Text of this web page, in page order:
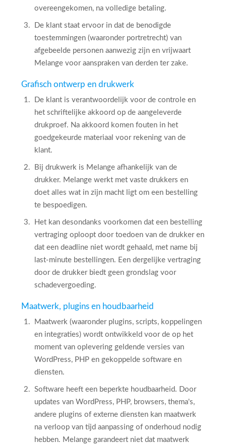
overeengekomen, na volledige betaling.
De klant staat ervoor in dat de benodigde
toestemmingen (waaronder portretrecht) van
afgebeelde personen aanwezig zijn en vrijwaart
Melange voor aanspraken van derden ter zake.
Grafisch ontwerp en drukwerk
De klant is verantwoordelijk voor de controle en
het schriftelijke akkoord op de aangeleverde
drukproef. Na akkoord komen fouten in het
goedgekeurde materiaal voor rekening van de
klant.
Bij drukwerk is Melange afhankelijk van de
drukker. Melange werkt met vaste drukkers en
doet alles wat in zijn macht ligt om een bestelling
te bespoedigen.
Het kan desondanks voorkomen dat een bestelling
vertraging oploopt door toedoen van de drukker en
dat een deadline niet wordt gehaald, met name bij
last-minute bestellingen. Een dergelijke vertraging
door de drukker biedt geen grondslag voor
schadevergoeding.
Maatwerk, plugins en houdbaarheid
Maatwerk (waaronder plugins, scripts, koppelingen
en integraties) wordt ontwikkeld voor de op het
moment van oplevering geldende versies van
WordPress, PHP en gekoppelde software en
diensten.
Software heeft een beperkte houdbaarheid. Door
updates van WordPress, PHP, browsers, thema's,
andere plugins of externe diensten kan maatwerk
na verloop van tijd aanpassing of onderhoud nodig
hebben. Melange garandeert niet dat maatwerk